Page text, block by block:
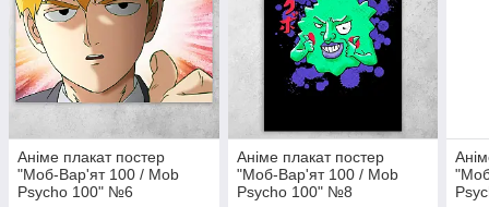
Аніме плакат постер
"Моб-Вар'ят 100 / Mob
Psycho 100" №6
Аніме плакат постер
"Моб-Вар'ят 100 / Mob
Psycho 100" №8